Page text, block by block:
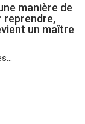
manière de
reprendre,
un maître